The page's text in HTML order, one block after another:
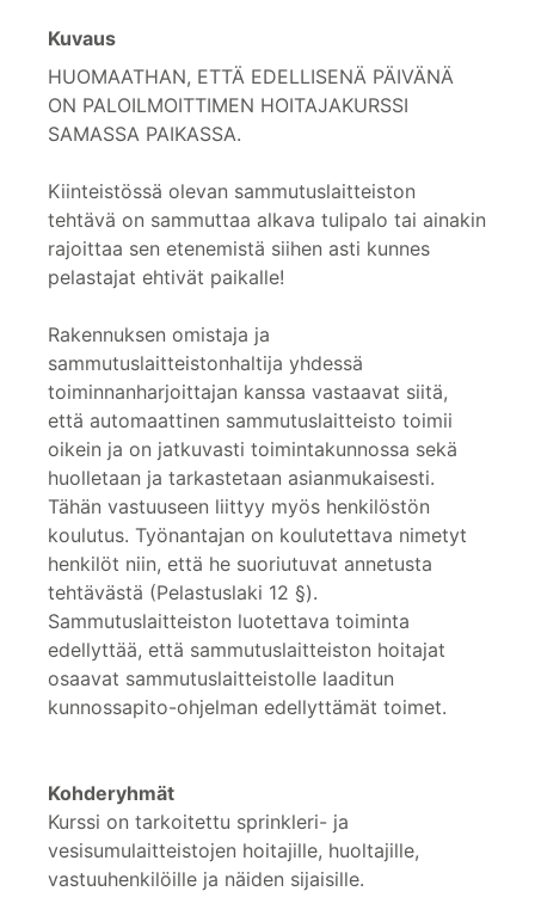
Kuvaus
HUOMAATHAN, ETTÄ EDELLISENÄ PÄIVÄNÄ
ON PALOILMOITTIMEN HOITAJAKURSSI
SAMASSA PAIKASSA.
Kiinteistössä olevan sammutuslaitteiston
tehtävä on sammuttaa alkava tulipalo tai ainakin
rajoittaa sen etenemistä siihen asti kunnes
pelastajat ehtivät paikalle!
Rakennuksen omistaja ja
sammutuslaitteistonhaltija yhdessä
toiminnanharjoittajan kanssa vastaavat siitä,
että automaattinen sammutuslaitteisto toimii
oikein ja on jatkuvasti toimintakunnossa sekä
huolletaan ja tarkastetaan asianmukaisesti.
Tähän vastuuseen liittyy myös henkilöstön
koulutus. Työnantajan on koulutettava nimetyt
henkilöt niin, että he suoriutuvat annetusta
tehtävästä (Pelastuslaki 12 §).
Sammutuslaitteiston luotettava toiminta
edellyttää, että sammutuslaitteiston hoitajat
osaavat sammutuslaitteistolle laaditun
kunnossapito-ohjelman edellyttämät toimet.
Kohderyhmät
Kurssi on tarkoitettu sprinkleri- ja
vesisumulaitteistojen hoitajille, huoltajille,
vastuuhenkilöille ja näiden sijaisille.